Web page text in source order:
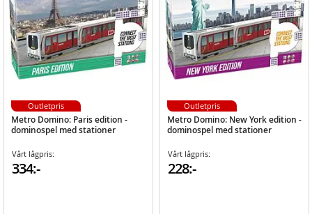
Metro Domino: Paris edition -
dominospel med stationer
Vårt lågpris:
334:-
Outletpris
Metro Domino: New York edition -
dominospel med stationer
Vårt lågpris:
228:-
Outletpris